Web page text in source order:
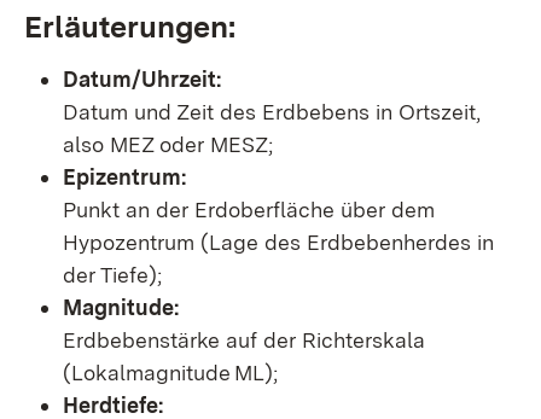
Erläuterungen:
Datum/Uhrzeit:
Datum und Zeit des Erdbebens in Ortszeit,
also MEZ oder MESZ;
Epizentrum:
Punkt an der Erdoberfläche über dem
Hypozentrum (Lage des Erdbebenherdes in
der Tiefe);
Magnitude:
Erdbebenstärke auf der Richterskala
(Lokalmagnitude ML);
Herdtiefe: